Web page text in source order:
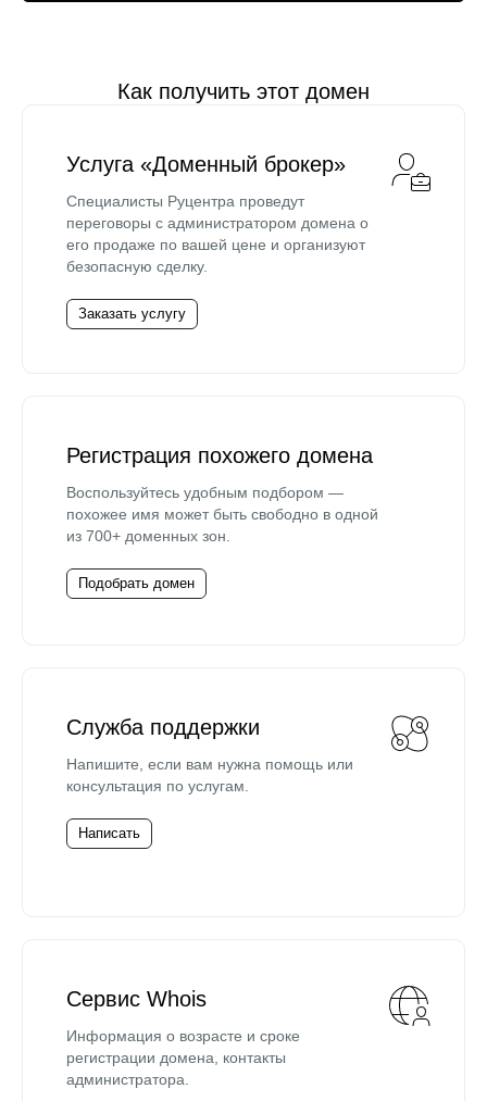
Как получить этот домен
Услуга «Доменный брокер»
Специалисты Руцентра проведут
переговоры с администратором домена о
его продаже по вашей цене и организуют
безопасную сделку.
Заказать услугу
Регистрация похожего домена
Воспользуйтесь удобным подбором —
похожее имя может быть свободно в одной
из 700+ доменных зон.
Подобрать домен
Служба поддержки
Напишите, если вам нужна помощь или
консультация по услугам.
Написать
Сервис Whois
Информация о возрасте и сроке
регистрации домена, контакты
администратора.